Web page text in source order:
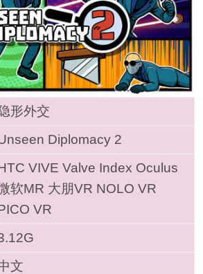
形外交
Diplomacy 2
VIVE Valve Index Oculus
软MR 大朋VR NOLO VR
VR
文